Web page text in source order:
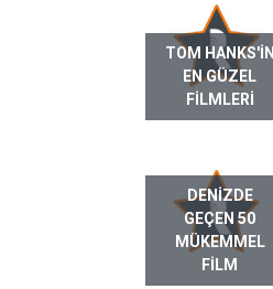
TOM HANKS'IN
EN GÜZEL
FILMLERI
DENIZDE
GEÇEN 50
MÜKEMMEL
FILM